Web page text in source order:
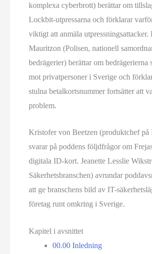
komplexa cyberbrott) berättar om
Lockbit-utpressarna och förklarar
viktigt att anmäla utpressnings­attacker.
Mauritzon (Polisen, nationell
bedrägerier) berättar om bedrägerierna
mot privatpersoner i Sverige och
stulna betalkorts­nummer fortsätter att
problem.
Kristofer von Beetzen (produktchef
svarar på poddens följdfrågor om
digitala ID-kort. Jeanette Lesslie
Säkerhetsbranschen) avrundar
att ge branschens bild av IT-
företag runt omkring i Sverige.
Kapitel i avsnittet
00.00 Inledning